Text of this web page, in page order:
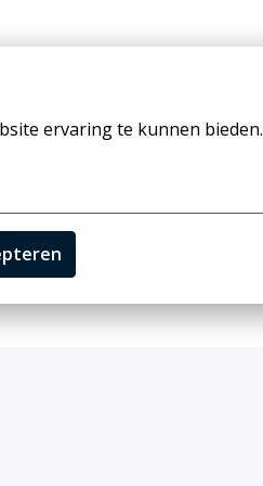
ervaring te kunnen bieden.